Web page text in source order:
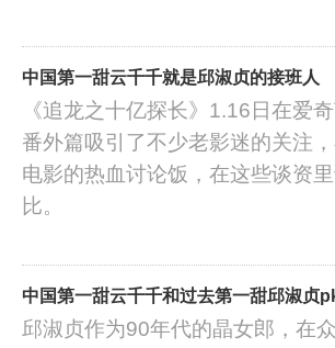
中国第一甜云千千就是邱淑贞的接班人
《追龙之十亿探长》1.16日在爱
番外篇吸引了不少老影迷的关注
电影的热血讨论饭，在这些谈资
比。
中国第一甜云千千和过去第一甜邱淑贞
邱淑贞作为90年代的晶女郎，在